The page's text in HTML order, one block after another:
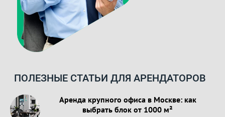
ПОЛЕЗНЫЕ СТАТЬИ ДЛЯ АРЕНДАТОРОВ
Аренда крупного офиса в Москве: как
выбрать блок от 1000 м²